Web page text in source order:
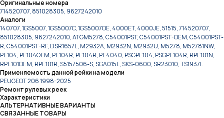
Оригинальные номера
714520707, 851028305, 9627242010
Аналоги
140707, 1GS5007, 1GS5007C, 1GS5007OE, 4000ET, 4000JE, 51515, 714520707,
851028305, 9627242010, ATGM5278, C54001PST, C54001PST-OEM, C54001PST-
R, C54001PST-RF, DSR1657L, M2932A, M2932N, M2932U, M5278, M52781NW,
PE104, PE104OEM, PE104R, PE104R, PE4040, PSGPE104, PSGPE104R, RPE101N,
RPE101OEM, RPE101R, S5157506-S, SGA015L, SKS-0600, SR23010, TS1937L
Применяемость данной рейки на модели
PEUGEOT 206 1998-2025
Ремонт рулевых реек
Характеристики
АЛЬТЕРНАТИВНЫЕ ВАРИАНТЫ
СВЯЗАННЫЕ ТОВАРЫ